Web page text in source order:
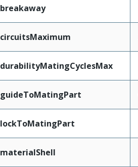
breakaway
circuitsMaximum
durabilityMatingCyclesMax
guideToMatingPart
lockToMatingPart
materialShell